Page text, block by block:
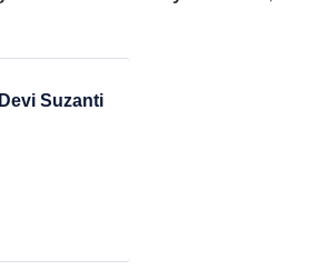
Devi Suzanti